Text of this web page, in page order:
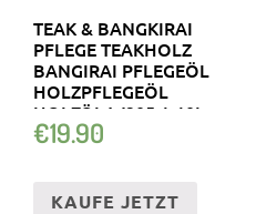
TEAK & BANGKIRAI
PFLEGE TEAKHOLZ
BANGIRAI PFLEGEÖL
HOLZPFLEGEÖL
HOLZÖL W205 1-10L
€19.90
KAUFE JETZT